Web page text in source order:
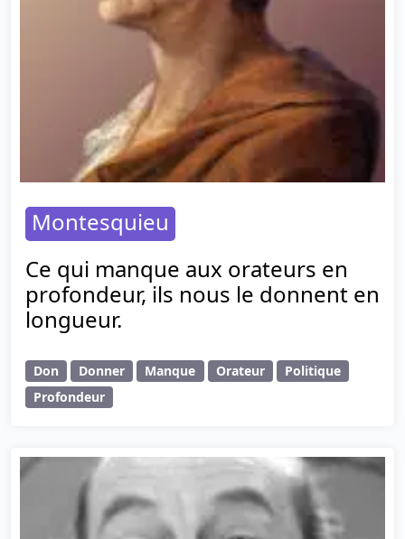
Montesquieu
Ce qui manque aux orateurs en
profondeur, ils nous le donnent en
longueur.
Don Donner Manque Orateur
Politique
Profondeur